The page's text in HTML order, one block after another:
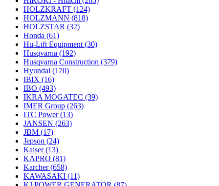
HOLZKRAFT (124)
HOLZMANN (818)
HOLZSTAR (32)
Honda (61)
Hu-Lift Equipment (30)
Husqvarna (192)
Husqvarna Construction (379)
Hyundai (170)
IBIX (16)
IBO (493)
IKRA MOGATEC (39)
IMER Group (263)
ITC Power(13)
JANSEN (263)
JBM (17)
Jepson (24)
Kaiser(13)
KAPRO (81)
Karcher(658)
KAWASAKI (11)